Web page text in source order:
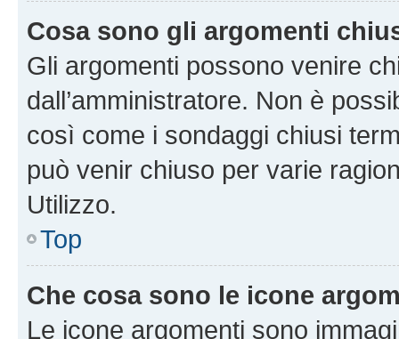
Cosa sono gli argomenti
Gli argomenti possono venire
dall’amministratore. Non è
così come i sondaggi chiusi
può venir chiuso per varie
Utilizzo.
Top
Che cosa sono le icone
Le icone argomenti sono